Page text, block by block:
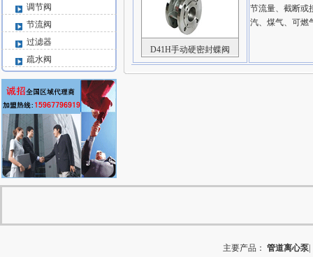
调节阀
节流阀
过滤器
疏水阀
D41H手动硬密封蝶阀
节流量、截断或
汽、煤气、可燃
主要产品： 管道离心泵